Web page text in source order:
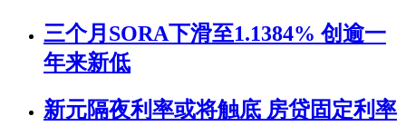
三个月SORA下滑至1.1384% 创逾一
年来新低
新元隔夜利率或将触底 房贷固定利率